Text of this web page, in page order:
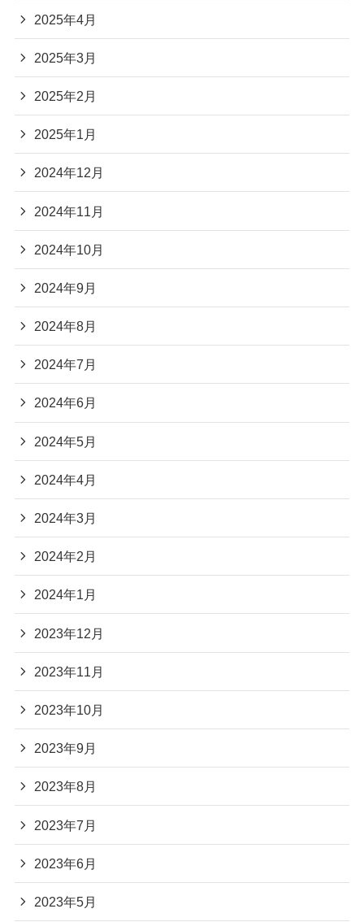
2025年4月
2025年3月
2025年2月
2025年1月
2024年12月
2024年11月
2024年10月
2024年9月
2024年8月
2024年7月
2024年6月
2024年5月
2024年4月
2024年3月
2024年2月
2024年1月
2023年12月
2023年11月
2023年10月
2023年9月
2023年8月
2023年7月
2023年6月
2023年5月